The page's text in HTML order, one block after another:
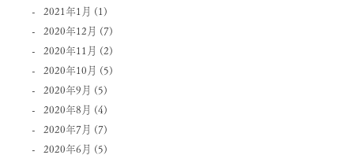
2021年1月 (1)
2020年12月 (7)
2020年11月 (2)
2020年10月 (5)
2020年9月 (5)
2020年8月 (4)
2020年7月 (7)
2020年6月 (5)